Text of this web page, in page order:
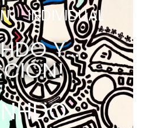
INDIVIDUAL
Y...